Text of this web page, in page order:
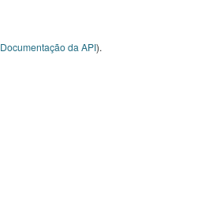
Documentação da API).